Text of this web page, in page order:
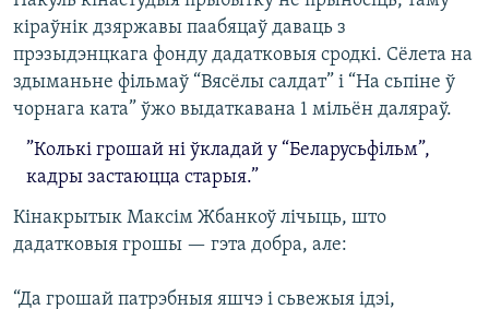
кіраўнік дзяржавы паабяцаў даваць з
прэзыдэнцкага фонду дадатковыя сродкі. Сёлета на
здыманьне фільмаў “Вясёлы салдат” і “На сьпіне ў
чорнага ката” ўжо выдаткавана 1 мільён даляраў.
”Колькі грошай ні ўкладай у “Беларусьфільм”,
кадры застаюцца старыя.”
Кінакрытык Максім Жбанкоў лічыць, што
дадатковыя грошы — гэта добра, але:
“Да грошай патрэбныя яшчэ і сьвежыя ідэі,